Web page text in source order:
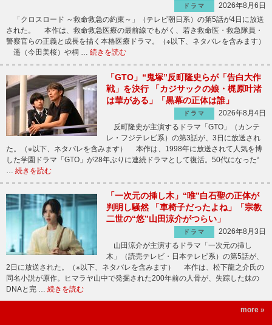
ドラマ
2026年8月6日
「クロスロード ～救命救急の約束～」（テレビ朝日系）の第5話が4日に放送
された。 本作は、救命救急医療の最前線でもがく、若き救命医・救急隊員・
警察官らの正義と成長を描く本格医療ドラマ。（※以下、ネタバレを含みます）
遥（今田美桜）や桐 … 続きを読む
「GTO」“鬼塚”反町隆史らが「告白大作
戦」を決行 「カジサックの娘・梶原叶渚
は華がある」「黒幕の正体は誰」
ドラマ
2026年8月4日
反町隆史が主演するドラマ「GTO」（カンテ
レ・フジテレビ系）の第3話が、3日に放送され
た。（※以下、ネタバレを含みます） 本作は、1998年に放送されて人気を博
した学園ドラマ「GTO」が28年ぶりに連続ドラマとして復活。50代になった“
… 続きを読む
「一次元の挿し木」“唯”白石聖の正体が
判明し騒然 「車椅子だったよね」「宗教
二世の“悠”山田涼介がつらい」
ドラマ
2026年8月3日
山田涼介が主演するドラマ「一次元の挿し
木」（読売テレビ・日本テレビ系）の第5話が、
2日に放送された。（※以下、ネタバレを含みます） 本作は、松下龍之介氏の
同名小説が原作。ヒマラヤ山中で発掘された200年前の人骨が、失踪した妹の
DNAと完 … 続きを読む
more »